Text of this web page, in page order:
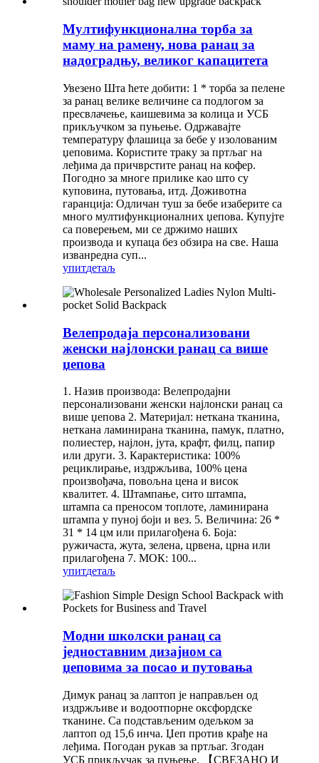
Мултифункционална торба за
маму на рамену, нова ранац за
надоградњу, великог капацитета
Увезено Шта ћете добити: 1 * торба за пелене
за ранац велике величине са подлогом за
пресвлачење, каишевима за колица и УСБ
прикључком за пуњење. Одржавајте
температуру флашица за бебе у изолованим
џеповима. Користите траку за пртљаг на
леђима да причврстите ранац на кофер.
Погодно за многе прилике као што су
куповина, путовања, итд. Доживотна
гаранција: Одличан туш за бебе изаберите са
много мултифункционалних џепова. Купујте
са поверењем, ми се држимо наших
производа и купаца без обзира на све. Наша
изванредна суп...
упитдетаљ
Велепродаја персонализовани
женски најлонски ранац са више
џепова
1. Назив производа: Велепродајни
персонализовани женски најлонски ранац са
више џепова 2. Материјал: неткана тканина,
неткана ламинирана тканина, памук, платно,
полиестер, најлон, јута, крафт, филц, папир
или други. 3. Карактеристика: 100%
рециклирање, издржљива, 100% цена
произвођача, повољна цена и висок
квалитет. 4. Штампање, сито штампа,
штампа са преносом топлоте, ламинирана
штампа у пуној боји и вез. 5. Величина: 26 *
31 * 14 цм или прилагођена 6. Боја:
ружичаста, жута, зелена, црвена, црна или
прилагођена 7. МОК: 100...
упитдетаљ
Модни школски ранац са
једноставним дизајном са
џеповима за посао и путовања
Димук ранац за лаптоп је направљен од
издржљиве и водоотпорне оксфордске
тканине. Са подстављеним одељком за
лаптоп од 15,6 инча. Џеп против крађе на
леђима. Погодан рукав за пртљаг. Згодан
УСБ прикључак за пуњење. 【СВЕЗАНО И